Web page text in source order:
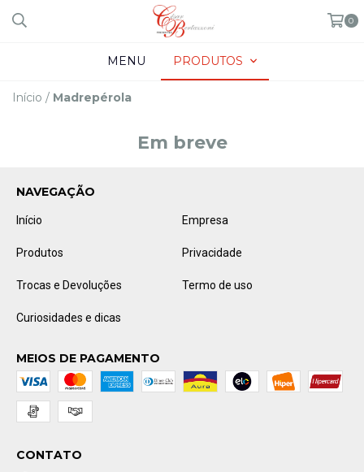
0
MENU PRODUTOS
Início / Madrepérola
Em breve
NAVEGAÇÃO
Início Empresa
Produtos Privacidade
Trocas e Devoluções Termo de uso
Curiosidades e dicas
MEIOS DE PAGAMENTO
CONTATO